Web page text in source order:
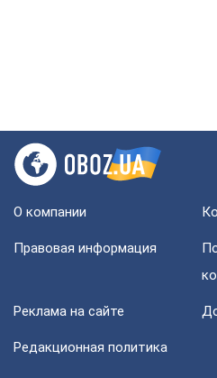
О компании
Правовая информация
Реклама на сайте
Редакционная политика